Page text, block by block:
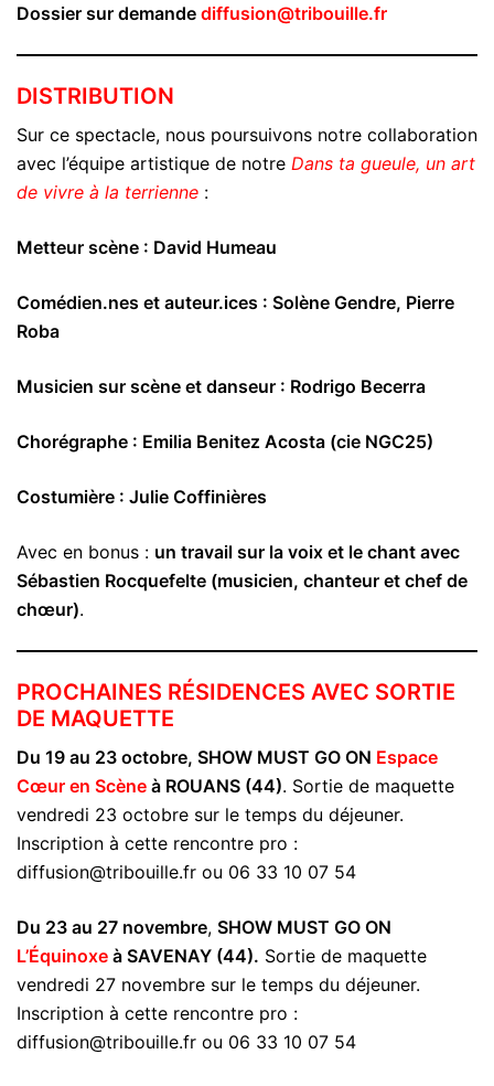
Dossier sur demande diffusion@tribouille.fr
DISTRIBUTION
Sur ce spectacle, nous poursuivons notre collaboration
avec l’équipe artistique de notre Dans ta gueule, un art
de vivre à la terrienne :
Metteur scène : David Humeau
Comédien.nes et auteur.ices : Solène Gendre, Pierre
Roba
Musicien sur scène et danseur : Rodrigo Becerra
Chorégraphe : Emilia Benitez Acosta (cie NGC25)
Costumière : Julie Coffinières
Avec en bonus : un travail sur la voix et le chant avec
Sébastien Rocquefelte (musicien, chanteur et chef de
chœur).
PROCHAINES RÉSIDENCES AVEC SORTIE
DE MAQUETTE
Du 19 au 23 octobre, SHOW MUST GO ON Espace
Cœur en Scène à ROUANS (44). Sortie de maquette
vendredi 23 octobre sur le temps du déjeuner.
Inscription à cette rencontre pro :
diffusion@tribouille.fr ou 06 33 10 07 54
Du 23 au 27 novembre, SHOW MUST GO ON
L’Équinoxe à SAVENAY (44). Sortie de maquette
vendredi 27 novembre sur le temps du déjeuner.
Inscription à cette rencontre pro :
diffusion@tribouille.fr ou 06 33 10 07 54